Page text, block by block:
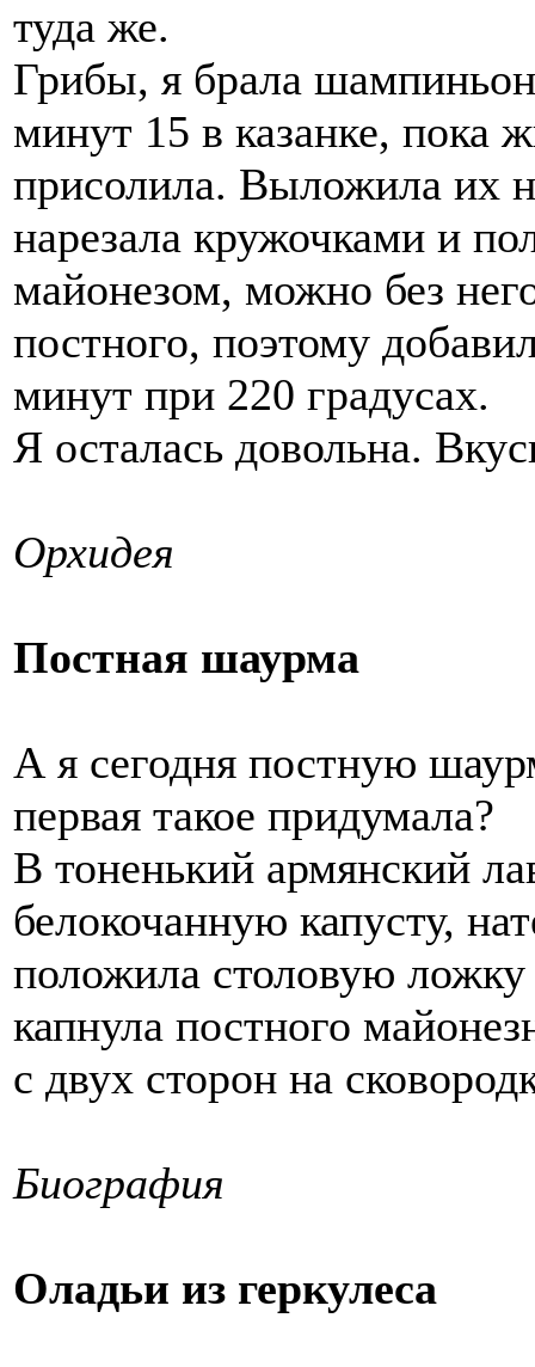
туда же.
Грибы, я брала
минут 15 в казанке, пока
присолила. Выложила их
нарезала кружочками и
майонезом, можно без
постного, поэтому
минут при 220 градусах.
Я осталась довольна.
Орхидея
Постная шаурма
А я сегодня постную
первая такое придумала?
В тоненький армянский
белокочанную капусту,
положила столовую
капнула постного
с двух сторон на
Биография
Оладьи из геркулеса